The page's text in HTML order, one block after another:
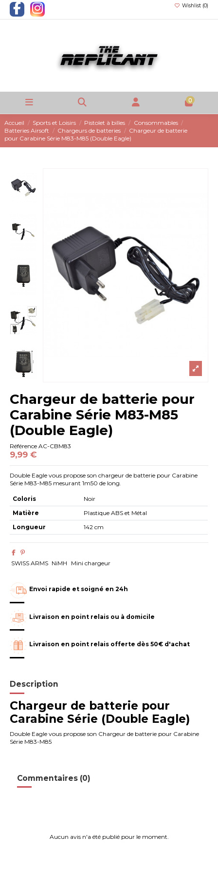
Wishlist (0)
0
Accueil Sports et Loisirs Pistolet à billes
Consommables
Batteries Airsoft
Chargeurs de batteries
Chargeur de batterie
pour Carabine Série M83-M85 (Double Eagle)
Chargeur de batterie pour
Carabine Série M83-M85
(Double Eagle)
Référence AC-CBM83
9,99 €
Double Eagle vous propose son chargeur de batterie pour Carabine
Série M83-M85 mesurant 1m50 de long.
Coloris
Noir
Matière
Plastique ABS et Métal
Longueur
142 cm
SWISS ARMS NiMH Mini chargeur
Envoi rapide et soigné en 24h
Livraison en point relais ou à domicile
Livraison en point relais offerte dès 50€ d'achat
Description
Chargeur de batterie pour
Carabine Série (Double Eagle)
Double Eagle vous propose son Chargeur de batterie pour Carabine
Série M83-M85
Commentaires (0)
Aucun avis n'a été publié pour le moment.